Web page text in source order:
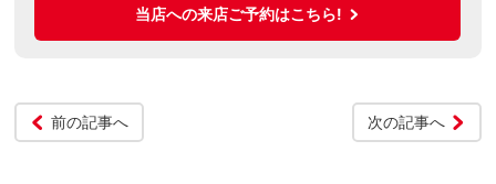
当店への来店ご予約はこちら!
前の記事へ 次の記事へ